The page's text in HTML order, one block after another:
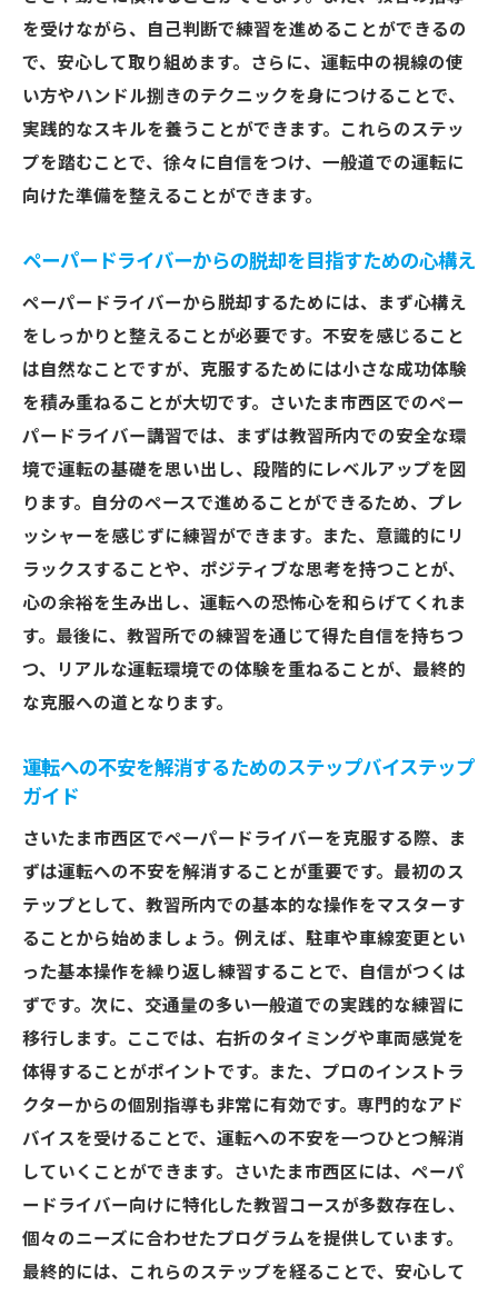
磨く
車両感覚を身につけるための視覚と体感の
トレーニング
ペーパードライバー講習での車両感覚向上
のためのアドバイス
免許取得後ペーパードライバーになった理由と
ペーパードライバーになる原因とその背景
免許取得後の長期運転ブランクの影響
ペーパードライバーからの脱却を阻む心理
的要因
ペーパードライバー問題解決のための具体
的アクション
ペーパードライバーを卒業するためのコミ
ュニティの活用
教習所内での練習がペーパードライバーに与え
る安心感
教習所内練習の心理的安全性の重要性
練習できる理由
プログラムの特徴
教習所内練習がペーパードライバーのスキ
ルアップに与える影響
ペーパードライバーが教習所内で得られる
フィードバックの価値
交通量の多い一般道での実践的な講習がペーパ
ードライバーを強くする
交通量の多い道路でのペーパードライバー
向け特別講習の内容
実践練習がペーパードライバーの自信に繋
がる理由
を受けながら、自己判断で練習を進めることができるの
で、安心して取り組めます。さらに、運転中の視線の使
い方やハンドル捌きのテクニックを身につけることで、
実践的なスキルを養うことができます。これらのステッ
プを踏むことで、徐々に自信をつけ、一般道での運転に
向けた準備を整えることができます。
ペーパードライバーからの脱却を目指すための心構え
ペーパードライバーから脱却するためには、まず心構え
をしっかりと整えることが必要です。不安を感じること
は自然なことですが、克服するためには小さな成功体験
を積み重ねることが大切です。さいたま市西区でのペー
パードライバー講習では、まずは教習所内での安全な環
境で運転の基礎を思い出し、段階的にレベルアップを図
ります。自分のペースで進めることができるため、プレ
ッシャーを感じずに練習ができます。また、意識的にリ
ラックスすることや、ポジティブな思考を持つことが、
心の余裕を生み出し、運転への恐怖心を和らげてくれま
す。最後に、教習所での練習を通じて得た自信を持ちつ
つ、リアルな運転環境での体験を重ねることが、最終的
な克服への道となります。
運転への不安を解消するためのステップバイステップ
ガイド
さいたま市西区でペーパードライバーを克服する際、ま
ずは運転への不安を解消することが重要です。最初のス
テップとして、教習所内での基本的な操作をマスターす
ることから始めましょう。例えば、駐車や車線変更とい
った基本操作を繰り返し練習することで、自信がつくは
ずです。次に、交通量の多い一般道での実践的な練習に
移行します。ここでは、右折のタイミングや車両感覚を
体得することがポイントです。また、プロのインストラ
クターからの個別指導も非常に有効です。専門的なアド
バイスを受けることで、運転への不安を一つひとつ解消
していくことができます。さいたま市西区には、ペーパ
ードライバー向けに特化した教習コースが多数存在し、
個々のニーズに合わせたプログラムを提供しています。
最終的には、これらのステップを経ることで、安心して